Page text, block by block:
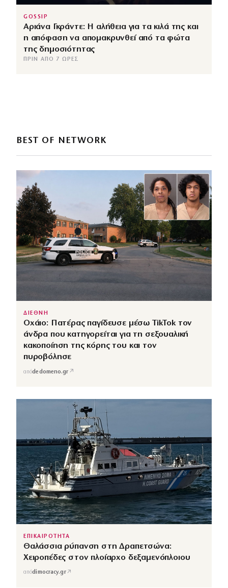
GOSSIP
Αριάνα Γκράντε: Η αλήθεια για τα κιλά της και
η απόφαση να απομακρυνθεί από τα φώτα
της δημοσιότητας
ΠΡΙΝ ΑΠΌ 7 ΏΡΕΣ
BEST OF NETWORK
ΔΙΕΘΝΗ
Οχάιο: Πατέρας παγίδευσε μέσω TikTok τον
άνδρα που κατηγορείται για τη σεξουαλική
κακοποίηση της κόρης του και τον
πυροβόλησε
απόdedomeno.gr ↗
ΕΠΙΚΑΙΡΟΤΗΤΑ
Θαλάσσια ρύπανση στη Δραπετσώνα:
Χειροπέδες στον πλοίαρχο δεξαμενόπλοιου
απόdimocracy.gr↗